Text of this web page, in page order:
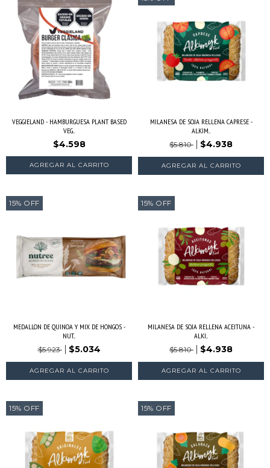
VEGGIELAND - HAMBURGUESA PLANT BASED
VEG...
$4.598
MILANESA DE SOJA RELLENA CAPRESE -
ALKIM...
$5.810
$4.938
15% OFF
MEDALLON DE QUINOA Y MIX DE HONGOS -
NUT...
$5.923
$5.034
15% OFF
MILANESA DE SOJA RELLENA ACEITUNA -
ALKI...
$5.810
$4.938
15% OFF 15% OFF